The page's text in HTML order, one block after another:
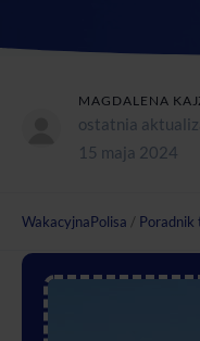
MAGDALENA
ostatnia
15 maja 2024
WakacyjnaPolisa / Poradnik